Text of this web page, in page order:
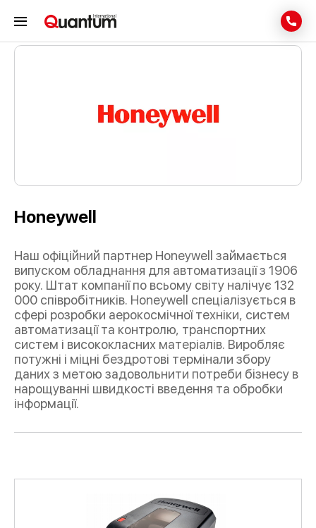
ОБЛАДНАННЯ
Honeywell
Наш офіційний партнер Honeywell займається
випуском обладнання для автоматизації з 1906
року. Штат компанії по всьому світу налічує 132
000 співробітників. Honeywell спеціалізується в
сфері розробки аерокосмічної техніки, систем
автоматизації та контролю, транспортних
систем і висококласних матеріалів. Виробляє
потужні і міцні бездротові термінали збору
даних з метою задовольнити потреби бізнесу в
нарощуванні швидкості введення та обробки
інформації.